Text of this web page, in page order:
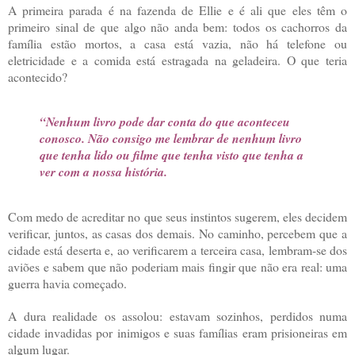
A primeira parada é na fazenda de Ellie e é ali que eles têm o
primeiro sinal de que algo não anda bem: todos os cachorros da
família estão mortos, a casa está vazia, não há telefone ou
eletricidade e a comida está estragada na geladeira. O que teria
acontecido?
“Nenhum livro pode dar conta do que aconteceu
conosco. Não consigo me lembrar de nenhum livro
que tenha lido ou filme que tenha visto que tenha a
ver com a nossa história.
Com medo de acreditar no que seus instintos sugerem, eles decidem
verificar, juntos, as casas dos demais. No caminho, percebem que a
cidade está deserta e, ao verificarem a terceira casa, lembram-se dos
aviões e sabem que não poderiam mais fingir que não era real: uma
guerra havia começado.
A dura realidade os assolou: estavam sozinhos, perdidos numa
cidade invadidas por inimigos e suas famílias eram prisioneiras em
algum lugar.